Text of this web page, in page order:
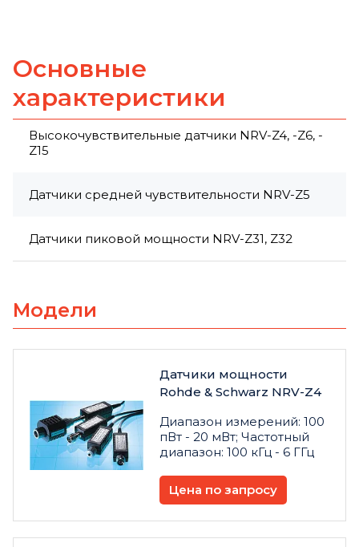
Основные
характеристики
Высокочувствительные датчики NRV-Z4, -Z6, -
Z15
Датчики средней чувствительности NRV-Z5
Датчики пиковой мощности NRV-Z31, Z32
Модели
Датчики мощности
Rohde & Schwarz NRV-Z4
Диапазон измерений: 100
пВт - 20 мВт; Частотный
диапазон: 100 кГц - 6 ГГц
Цена по запросу